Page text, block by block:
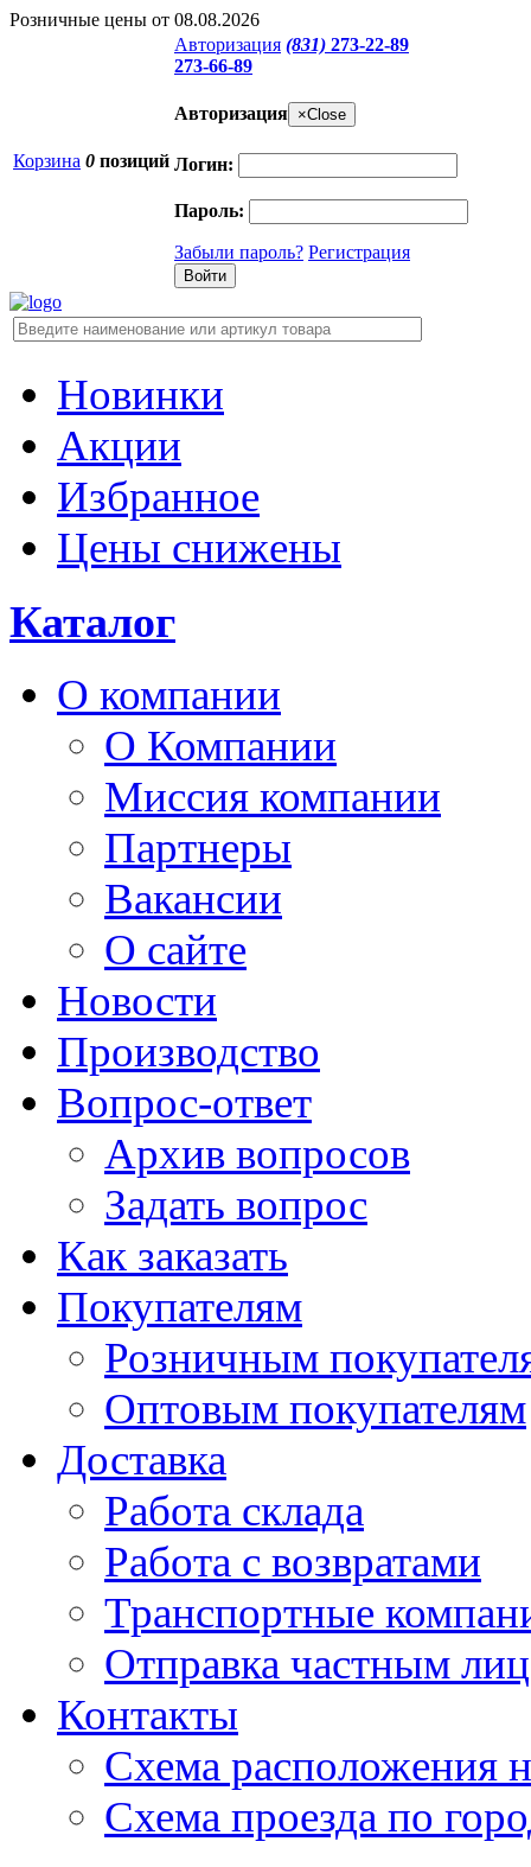
Розничные цены от 08.08.2026
Корзина 0 позиций
Авторизация (831) 273-22-89
273-66-89
Авторизация ×Close
Логин:
Пароль:
Забыли пароль? Регистрация
Новинки
Акции
Избранное
Цены снижены
Каталог
О компании
О Компании
Миссия компании
Партнеры
Вакансии
О сайте
Новости
Производство
Вопрос-ответ
Архив вопросов
Задать вопрос
Как заказать
Покупателям
Розничным
Оптовым покупателям
Доставка
Работа склада
Работа с возвратами
Транспортные
Отправка частным
Контакты
Схема расположения
Схема проезда по